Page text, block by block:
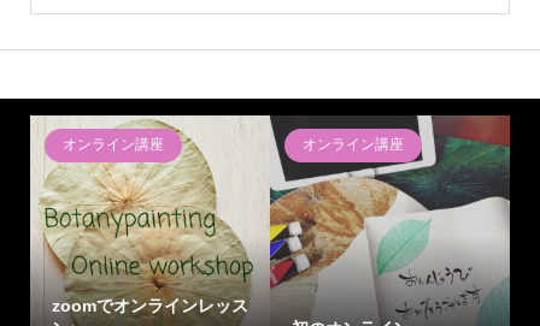
オンライン講座
zoomでオンラインレッス
オンライン講座